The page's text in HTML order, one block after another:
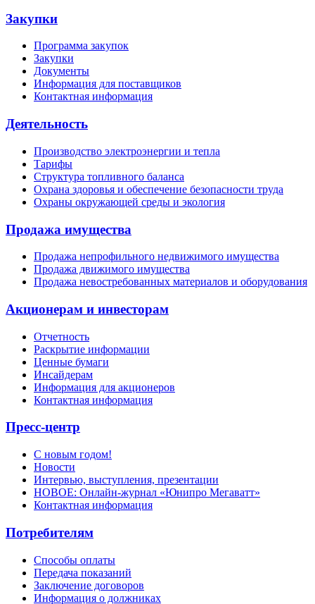
Закупки
Программа закупок
Закупки
Документы
Информация для поставщиков
Контактная информация
Деятельность
Производство электроэнергии и тепла
Тарифы
Структура топливного баланса
Охрана здоровья и обеспечение безопасности труда
Охраны окружающей среды и экология
Продажа имущества
Продажа непрофильного недвижимого имущества
Продажа движимого имущества
Продажа невостребованных материалов и оборудования
Акционерам и инвесторам
Отчетность
Раскрытие информации
Ценные бумаги
Инсайдерам
Информация для акционеров
Контактная информация
Пресс-центр
С новым годом!
Новости
Интервью, выступления, презентации
НОВОЕ: Онлайн-журнал «Юнипро Мегаватт»
Контактная информация
Потребителям
Способы оплаты
Передача показаний
Заключение договоров
Информация о должниках